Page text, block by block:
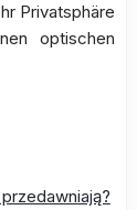
Privatsphäre
optischen